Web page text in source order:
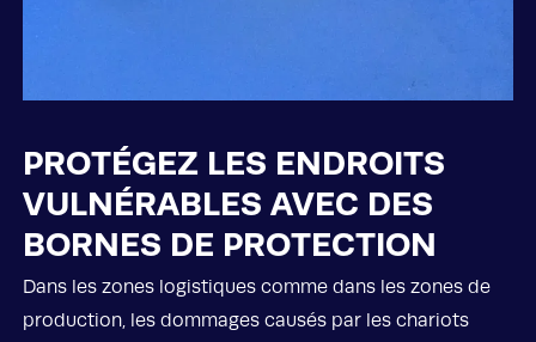
PROTÉGEZ LES ENDROITS
VULNÉRABLES AVEC DES
BORNES DE PROTECTION
Dans les zones logistiques comme dans les zones de
production, les dommages causés par les chariots